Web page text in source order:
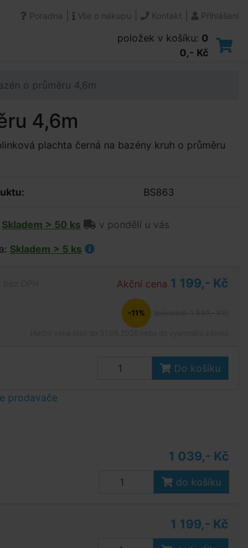
Poradna Vše o nákupu Kontakt Přihlášení
položek v košíku: 0
0,- Kč
o průměru 4,6m
4,6m
plachta černá na bazény kruh o průměru
BS863
Skladem > 50 ks
v pondělí u vás
Skladem > 5 ks
Akční cena 1 199,- Kč
-11%
Do košíku
prodavače
1 039,- Kč
do košíku
1 199,- Kč